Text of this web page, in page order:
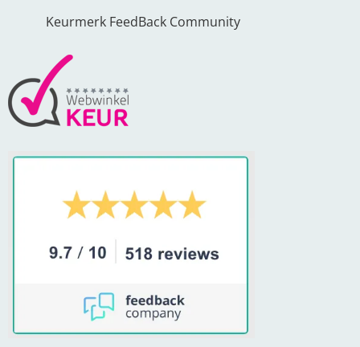
Keurmerk FeedBack Community